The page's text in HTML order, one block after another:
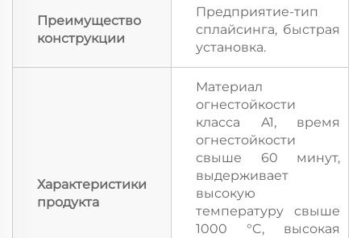
Преимущество
конструкции
Предприятие-тип
сплайсинга, быстрая
установка.
Характеристики
продукта
Материал
огнестойкости
класса A1, время
огнестойкости
свыше 60 минут,
выдерживает
высокую
температуру свыше
1000 °C, высокая